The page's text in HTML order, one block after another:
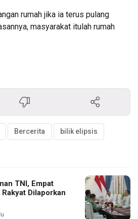
rumah jika ia terus pulang
masyarakat itulah rumah
Bercerita bilik elipsis
TNI, Empat
Dilaporkan